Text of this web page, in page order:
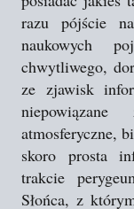
razu pójście
naukowych
chwytliwego,
ze zjawisk
atmosferyczne,
skoro prosta
trakcie
Słońca, z